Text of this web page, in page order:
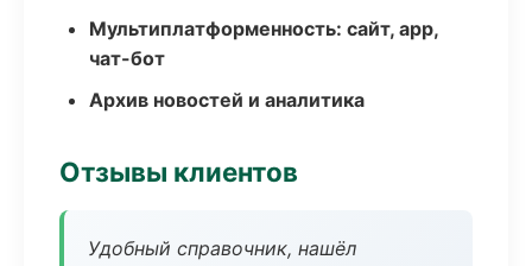
Мультиплатформенность: сайт, app,
чат-бот
Архив новостей и аналитика
Отзывы клиентов
Удобный справочник, нашёл